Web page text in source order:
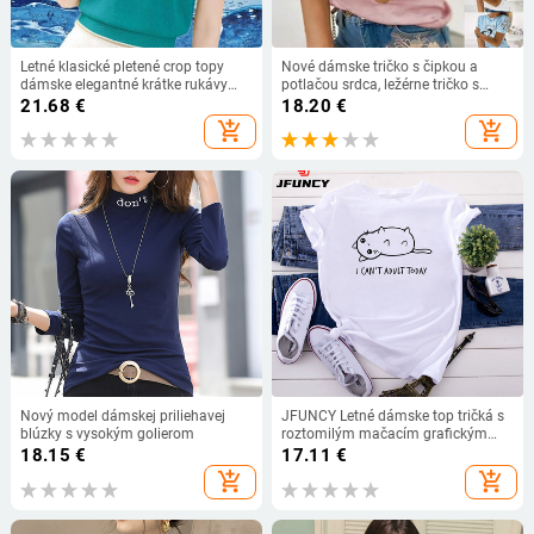
Letné klasické pletené crop topy
dámske elegantné krátke rukávy
tenké štýlové tričká s výstrihom do
O-neck kórejské nadrozmerné voľné
elegantné pletené tričko
21.68 €
add_shopping_cart
Nové dámske tričko s čipkou a
potlačou srdca, ležérne tričko s
krátkym rukávom a výstrihom do O-
krku, voľné, letné, 2022, vydlabané,
pulóver, veľkosť 5XL
18.20 €
add_shopping_cart
Nový model dámskej priliehavej
blúzky s vysokým golierom
18.15 €
add_shopping_cart
JFUNCY Letné dámske top tričká s
roztomilým mačacím grafickým
motívom 2023 Tričko s krátkym
rukávom Dámske tričká Bavlnené
tričko Módne oblečenie
17.11 €
add_shopping_cart